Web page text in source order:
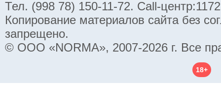
Тел. (998 78) 150-11-72. Call-
Копирование материалов сайта без
запрещено.
© ООО «NORMA», 2007-2026 г. Все
18+